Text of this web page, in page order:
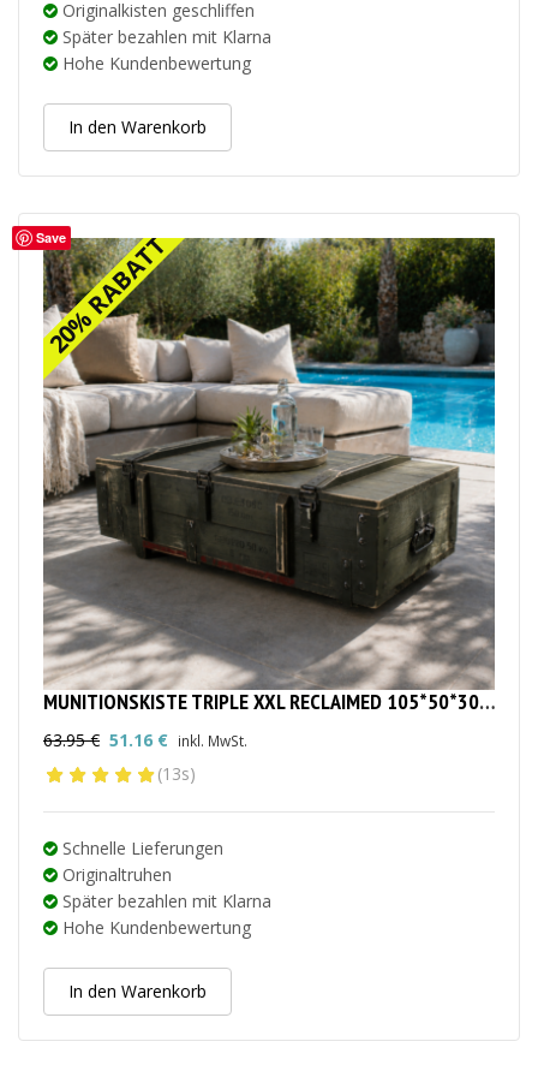
Originalkisten geschliffen
Später bezahlen mit Klarna
Hohe Kundenbewertung
In den Warenkorb
Save
20% RABATT
20% RABATT
MUNITIONSKISTE TRIPLE XXL RECLAIMED 105*50*30CM
63.95€
Ursprünglicher
Preis
war:
63.95 €
51.16 €
Aktueller
Preis
ist:
51.16 €.
inkl. MwSt.
(13s)
Schnelle Lieferungen
Originaltruhen
Später bezahlen mit Klarna
Hohe Kundenbewertung
In den Warenkorb